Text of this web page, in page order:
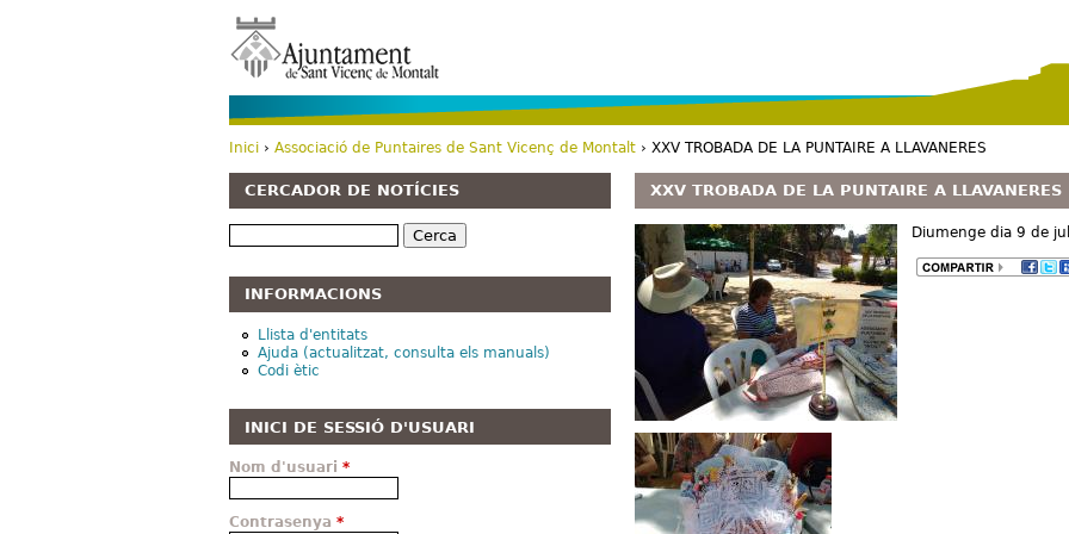
XXV TROBADA DE LA PUNTAIRE A LLAVANERES
Diumenge dia 9 de
Esteu aquí
Inici › Associació de Puntaires de Sant Vicenç de Montalt › XXV TROBADA DE LA PUNTAIRE A LLAVANERES
CERCADOR DE NOTÍCIES
Cerca
INFORMACIONS
Llista d'entitats
Ajuda (actualitzat, consulta els manuals)
Codi ètic
INICI DE SESSIÓ D'USUARI
Nom d'usuari *
Contrasenya *